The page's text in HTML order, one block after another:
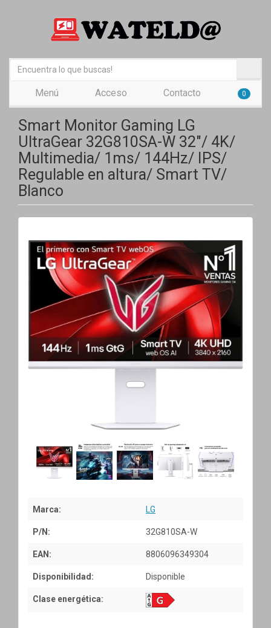
Menú Acceso Contacto 0
Smart Monitor Gaming LG
UltraGear 32G810SA-W 32"/ 4K/
Multimedia/ 1ms/ 144Hz/ IPS/
Regulable en altura/ Smart TV/
Blanco
Marca: LG
P/N: 32G810SA-W
EAN: 8806096349304
Disponibilidad: Disponible
Clase energética: